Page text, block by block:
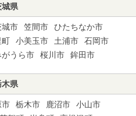
城県
城市 笠間市
ひたちなか市
町 小美玉市 土浦市
石岡市
うら市 桜川市 鉾田市
木県
市 栃木市 鹿沼市
小山市